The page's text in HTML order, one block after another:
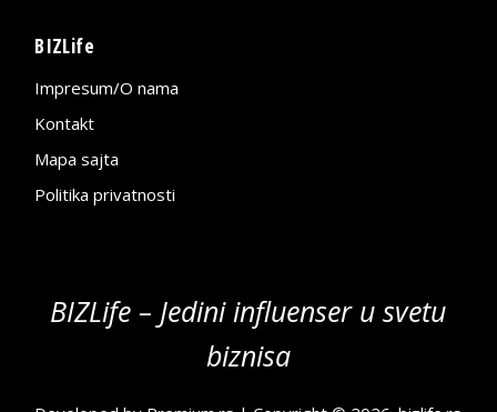
BIZLife
Impresum/O nama
Kontakt
Mapa sajta
Politika privatnosti
BIZLife – Jedini influenser u svetu
biznisa